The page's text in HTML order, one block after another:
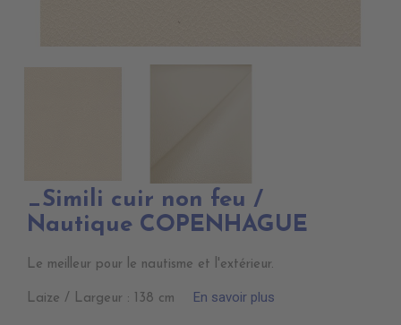
_Simili cuir non feu /
Nautique COPENHAGUE
Le meilleur pour le nautisme et l'extérieur.
Laize / Largeur : 138 cm En savoir plus